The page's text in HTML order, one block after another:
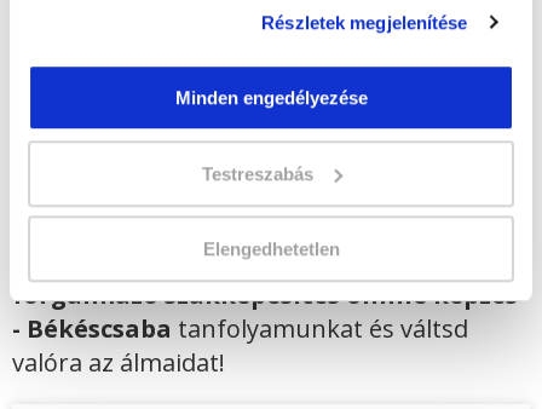
Részletek megjelenítése
Minden engedélyezése
Testreszabás
Elengedhetetlen
Lehet még jelentkezni?
Jelentkezem!
Gyógyászati segédeszköz
forgalmazó szakképesítés online képzés
- Békéscsaba tanfolyamunkat és váltsd
valóra az álmaidat!